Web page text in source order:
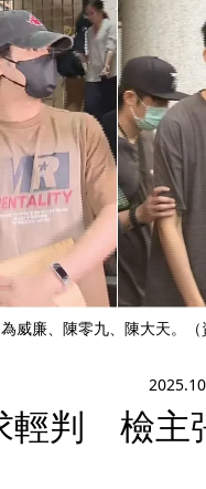
威廉、陳零九、陳大天。（
輕判 檢主